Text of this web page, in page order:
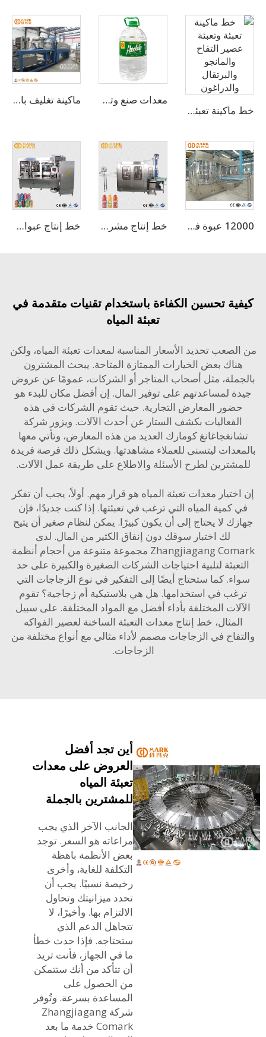
خط ماكينة تعبئة وتعبئة عصير التفاح والمانجو والبرتقال والدراغون
معدات صنع وتعبئة زجاجات مياه بسعة 400 زجاجة في الساعة سعة 3-10 لتر ماكينة تغليف بالبلاستيك المُقلص الأوتوماتيكية ذات الجودة العالية
12000 عبوة في الساعة، ماكينة 2 في 1 للعبوة الوقوف الذاتي خط إنتاج مشروبات عصير الفواكه الطازجة خط إنتاج عبوات الألمنيوم للمشروبات الغازية
تحسين الكفاءة باستخدام تقنيات متقدمة في
تعبئة المياه
تحديد الأسعار المناسبة لمعدات تعبئة المياه، ولكن
بعض الخيارات الممتازة المتاحة. يبحث المشترون
مثل أصحاب المتاجر أو الشركات، عمومًا عن عروض
لمساعدتهم على توفير المال. إن أفضل مكان للبدء هو
المعارض التجارية. حيث تقوم الشركات في هذه
بكشف الستار عن أحدث الآلات. ويزور شركة
كومارك العديد من هذه المعارض، وتأتي معها
ليتسنى للعملاء مشاهدتها. ويشكل ذلك فرصة فريدة
لطرح الأسئلة والاطلاع على طريقة عمل الآلات.
معدات تعبئة المياه هو قرار مهم. أولاً، يجب أن تفكر
كمية المياه التي ترغب في تعبئتها. إذا كنت جديدًا، فإن
لا يحتاج إلى أن يكون كبيرًا. يمكن لنظام صغير أن يتيح
لك اختبار سوقك دون إنفاق الكثير من المال. لدى
Zhangjiagang Comark مجموعة متنوعة من أحجام أنظمة
لتلبية احتياجات الشركات الصغيرة والكبيرة على حد
كما ستحتاج أيضًا إلى التفكير في نوع الزجاجات التي
في استخدامها. هل هي بلاستيكية أم زجاجية؟ تقوم
المختلفة بأداء أفضل مع المواد المختلفة. على سبيل
خط إنتاج معدات التعبئة الساخنة لعصير الفواكه
في الزجاجاتمصمم لأداء مثالي مع أنواع مختلفة من
الزجاجات.
أين تجد أفضل
العروض على معدات
تعبئة المياه
للمشترين بالجملة
الجانب الآخر الذي يجب
مراعاته هو السعر. توجد
بعض الأنظمة باهظة
التكلفة للغاية، وأخرى
رخيصة نسبيًا. يجب أن
تحدد ميزانيتك وتحاول
الالتزام بها. وأخيرًا، لا
تتجاهل الدعم الذي
ستحتاجه. فإذا حدث خطأ
ما في الجهاز، فأنت تريد
أن تتأكد من أنك ستتمكن
من الحصول على
المساعدة بسرعة. وتُوفر
شركة Zhangjiagang
Comark خدمة ما بعد